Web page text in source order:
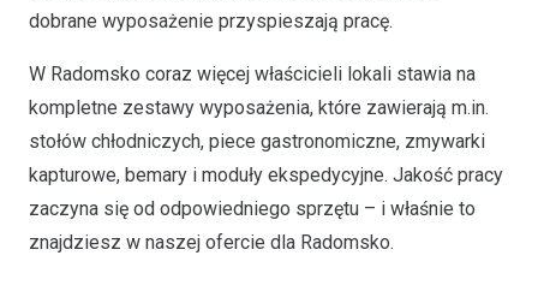
dobrane wyposażenie przyspieszają pracę.
W Radomsko coraz więcej właścicieli lokali stawia na
kompletne zestawy wyposażenia, które zawierają m.in.
stołów chłodniczych, piece gastronomiczne, zmywarki
kapturowe, bemary i moduły ekspedycyjne. Jakość pracy
zaczyna się od odpowiedniego sprzętu – i właśnie to
znajdziesz w naszej ofercie dla Radomsko.